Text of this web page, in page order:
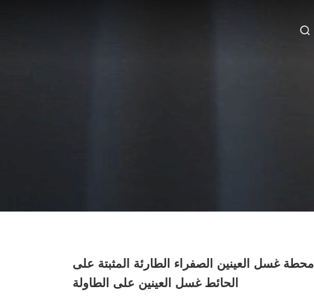
محطة غسل العينين الصفراء الطارئة المثبتة على
الحائط غسل العينين على الطاولة